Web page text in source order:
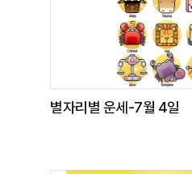
별자리별 운세-7월 4일